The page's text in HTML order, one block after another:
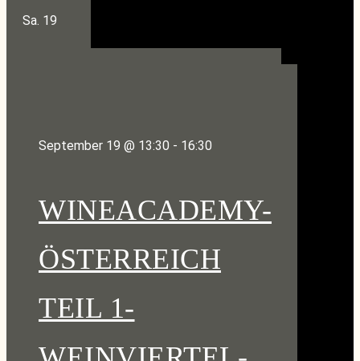
Sa. 19
September 19 @ 13:30 - 16:30
WINEACADEMY-
ÖSTERREICH
TEIL 1-